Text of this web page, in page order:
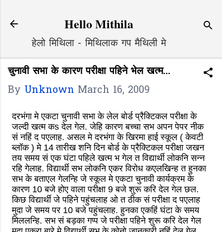
Hello Mithila
हेलो मिथिला - मिथिलाक गप मैथिली मे
चुनावी सभा के कारण परीक्षा पहिने भेल खत्म...
By Unknown March 16, 2009
दरभंगा मे एकटा चुनावी सभा के लेल बोर्ड प्रैक्टिकल परीक्षा के
जल्दी खत्म कs देल गेल. जेहि कारण बच्चा सभ अपन पेपर नीक
सं नहिं द पएलाह. असल मे दरभंगा के खिरमा हाई स्कूल ( केवटी
ब्लॉक ) मे 14 तारीख शनि दिन बोर्ड के प्रैक्टिकल परीक्षा जखन
तय समय सं एक घंटा पहिले खत्म भ गेल त विद्यार्थी लोकनि सन्न
रहि गेलाह. विद्यार्थी सभ लोकनि एकर विरोध कएलखिन्ह त हुनका
सभ के बताएल गेलन्हि जे स्कूल मे एकटा चुनावी कार्यक्रम के
कारण 10 बजे होए वाला परीक्षा 9 बजे शुरू करि देल गेल छल.
किछ विद्यार्थी जे पहिने पहुंचलाह ओ त ठीक सं परीक्षा द पएलाह
मुदा जे समय पर 10 बजे पहुंचलाह. हुनका एकहिं घंटा के समय
मिललन्हि. सभ सं बड़का गप्प जे परीक्षा पहिने शुरू करि देल गेल